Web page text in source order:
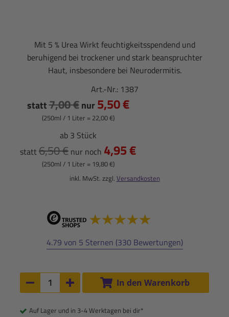
Mit 5 % Urea Wirkt feuchtigkeitsspendend und
beruhigend bei trockener und stark beanspruchter
Haut, insbesondere bei Neurodermitis.
Art.-Nr.: 1387
statt7,00 €nur5,50 €
(250ml / 1 Liter = 22,00 €)
ab 3 Stück
statt6,50 € nur noch 4,95 €
(250ml / 1 Liter = 19,80 €)
inkl. MwSt. zzgl. Versandkosten
4.79 von 5 Sternen (330 Bewertungen)
Anzahl:
Anzahl um 1 verringern
Anzahl um 1 erhöhen
In den Warenkorb
Auf Lager und in 3-4 Werktagen bei dir*